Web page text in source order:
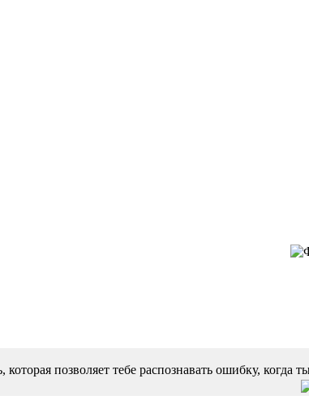
которая позволяет тебе распознавать ошибку,